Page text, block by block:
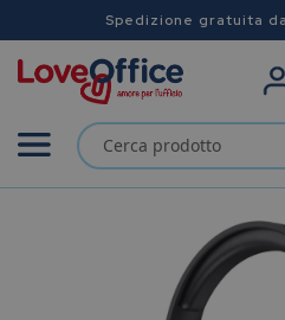
Spedizione gratuita